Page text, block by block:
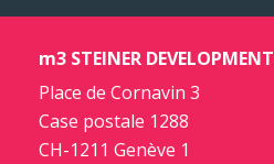
m3 STEINER DEVELOPMENT
Place de Cornavin 3
Case postale 1288
CH-1211 Genève 1